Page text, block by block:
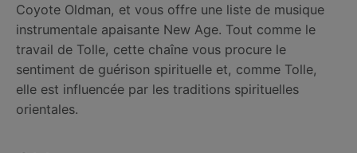
Coyote Oldman, et vous offre une liste de musique
instrumentale apaisante New Age. Tout comme le
travail de Tolle, cette chaîne vous procure le
sentiment de guérison spirituelle et, comme Tolle,
elle est influencée par les traditions spirituelles
orientales.